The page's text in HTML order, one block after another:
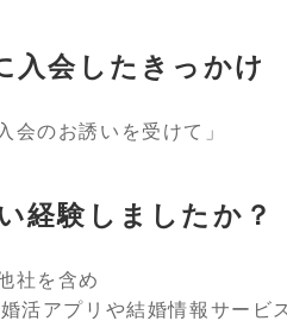
入会したきっかけ
会のお誘いを受けて」
経験しましたか？
社を含め
活アプリや結婚情報サー